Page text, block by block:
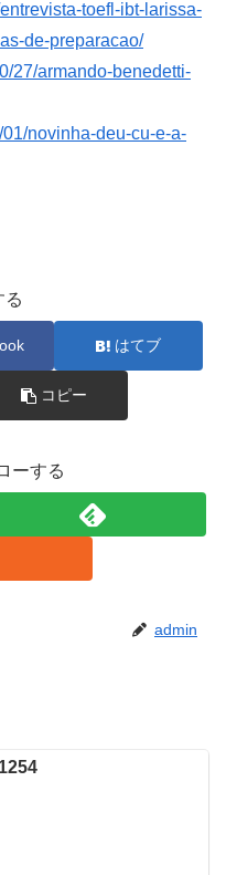
toefl-ibt-larissa-
de-preparacao/
27/armando-benedetti-
novinha-deu-cu-e-a-
る
はてブ
コピー
ーする
admin